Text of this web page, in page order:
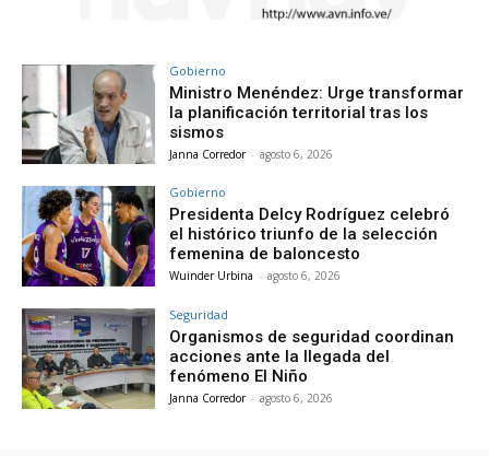
Gobierno
Ministro Menéndez: Urge transformar
la planificación territorial tras los
sismos
Janna Corredor - agosto 6, 2026
Gobierno
Presidenta Delcy Rodríguez celebró
el histórico triunfo de la selección
femenina de baloncesto
Wuinder Urbina - agosto 6, 2026
Seguridad
Organismos de seguridad coordinan
acciones ante la llegada del
fenómeno El Niño
Janna Corredor - agosto 6, 2026